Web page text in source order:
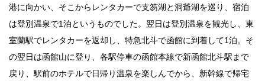
港に向かい、そこからレンタカーで支笏湖と洞爺湖を巡り、宿泊
は登別温泉で1泊というものでした。翌日は登別温泉を観光し、東
室蘭駅でレンタカーを返却し、特急北斗で函館に到着して1泊。そ
の翌日は函館山に登り、各駅停車の函館本線で新函館北斗駅まで
戻り、駅前のホテルで日帰り温泉を楽しんでから、新幹線で帰宅